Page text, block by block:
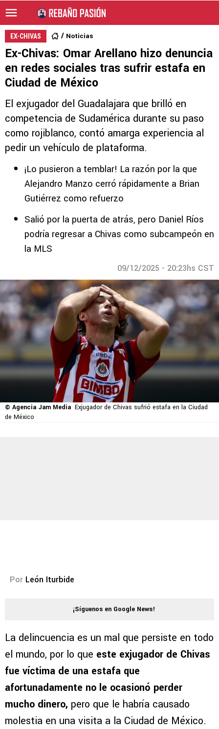
EX-CHIVAS Noticias
Ex-Chivas: Omar Arellano hizo denuncia
en redes sociales tras sufrir estafa en
Ciudad de México
El exjugador del Guadalajara que brilló en
competencia de Sudamérica durante su paso
como rojiblanco, contó amarga experiencia al
pedir un vehículo de plataforma.
¡Lo pusieron a temblar! La razón por la que
Alejandro Manzo cerró rápidamente a Brian
Gutiérrez como refuerzo
Salió por la puerta de atrás, pero Daniel Ríos
podría regresar a Chivas como subcampeón en
la MLS
09/12/2025 - 20:23hs CST
© Agencia Jam Media Exjugador de Chivas sufrió estafa en la Ciudad
de México
Por León Iturbide
¡Síguenos en Google News!
La delincuencia es un mal que persiste en todo
el mundo, por lo que este exjugador de Chivas
fue víctima de una estafa que
afortunadamente no le ocasionó perder
mucho dinero, pero que le habría causado
molestia en una visita a la Ciudad de México.